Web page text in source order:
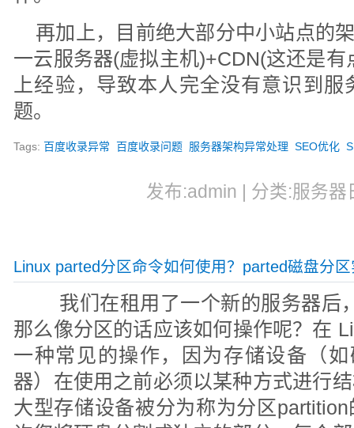
再加上，目前绝大部分中小站点的
一云服务器(虚拟主机)+CDN(这还是
上经验，导致本人完全没有意识到
题。
Tags:百度收录异常 百度收录问题 服务器架构异常处理 SEO优化
发布:admin | 分类:服务
Linux parted分区命令如何使用？parted磁盘分
我们在租用了一个新的服务器后
那么像分区的话应该如何操作呢？在
一种常见的操作，因为存储设备（
器）在使用之前必须以某种方式进行
大型存储设备被分为称为分区